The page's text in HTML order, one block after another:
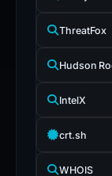
ThreatFox
Hudson
IntelX
crt.sh
WHOIS